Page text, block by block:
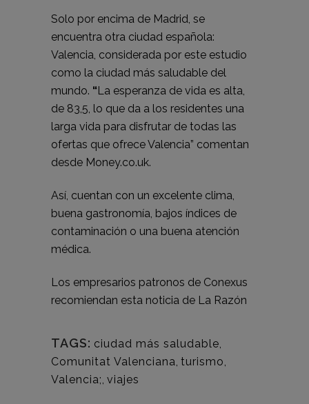
Solo por encima de Madrid, se
encuentra otra ciudad española:
Valencia, considerada por este estudio
como la ciudad más saludable del
mundo. “La esperanza de vida es alta,
de 83,5, lo que da a los residentes una
larga vida para disfrutar de todas las
ofertas que ofrece Valencia” comentan
desde Money.co.uk.
Así, cuentan con un excelente clima,
buena gastronomía, bajos índices de
contaminación o una buena atención
médica.
Los empresarios patronos de Conexus
recomiendan esta noticia de La Razón
TAGS: ciudad más saludable,
Comunitat Valenciana, turismo,
Valencia;, viajes